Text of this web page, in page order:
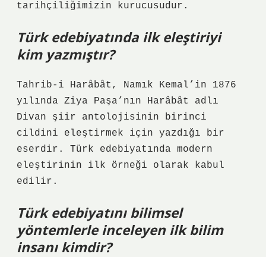
tarihçiliğimizin kurucusudur.
Türk edebiyatında ilk eleştiriyi
kim yazmıştır?
Tahrib-i Harâbât, Namık Kemal’in 1876
yılında Ziya Paşa’nın Harâbât adlı
Divan şiir antolojisinin birinci
cildini eleştirmek için yazdığı bir
eserdir. Türk edebiyatında modern
eleştirinin ilk örneği olarak kabul
edilir.
Türk edebiyatını bilimsel
yöntemlerle inceleyen ilk bilim
insanı kimdir?